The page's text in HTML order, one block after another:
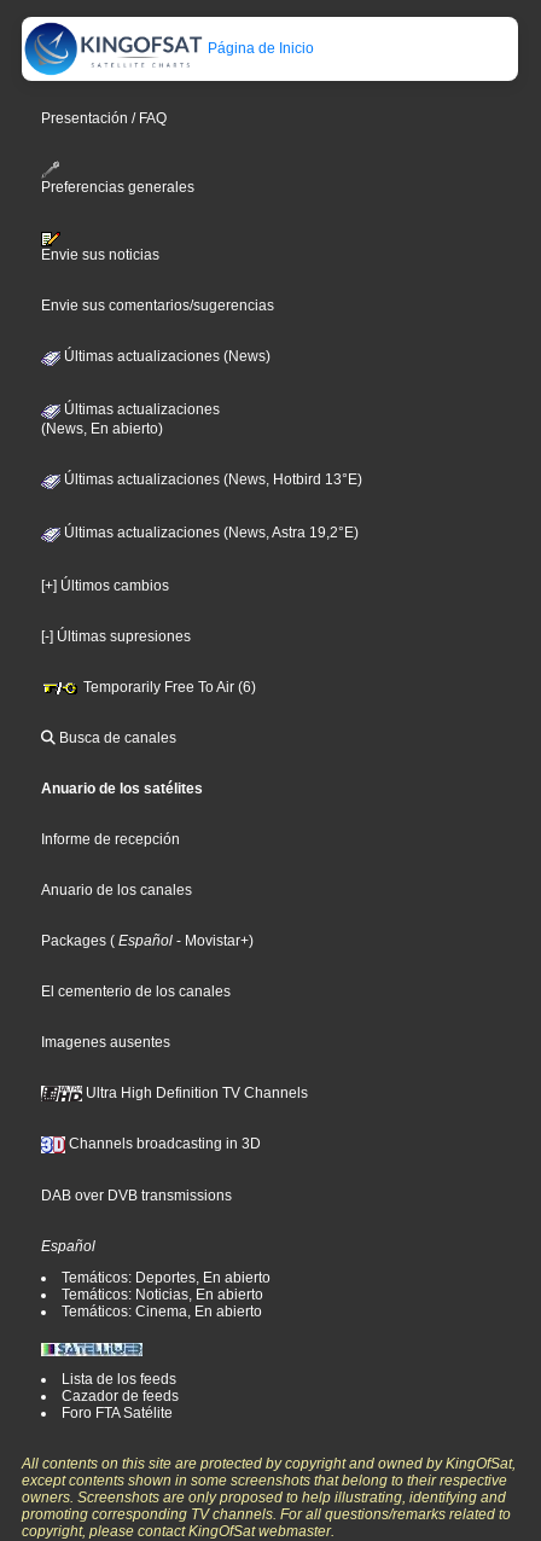
Página de Inicio
Presentación / FAQ
Preferencias generales
Envie sus noticias
Envie sus comentarios/sugerencias
Últimas actualizaciones (News)
Últimas actualizaciones
(News, En abierto)
Últimas actualizaciones (News, Hotbird 13°E)
Últimas actualizaciones (News, Astra 19,2°E)
[+] Últimos cambios
[-] Últimas supresiones
Temporarily Free To Air (6)
Busca de canales
Anuario de los satélites
Informe de recepción
Anuario de los canales
Packages ( Español - Movistar+)
El cementerio de los canales
Imagenes ausentes
Ultra High Definition TV Channels
Channels broadcasting in 3D
DAB over DVB transmissions
Español
Temáticos: Deportes, En abierto
Temáticos: Noticias, En abierto
Temáticos: Cinema, En abierto
Lista de los feeds
Cazador de feeds
Foro FTA Satélite
All contents on this site are protected by copyright and owned by KingOfSat,
except contents shown in some screenshots that belong to their respective
owners. Screenshots are only proposed to help illustrating, identifying and
promoting corresponding TV channels. For all questions/remarks related to
copyright, please contact KingOfSat webmaster.